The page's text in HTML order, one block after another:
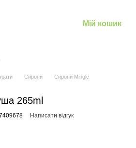
Мій кошик
Сиропи
Сиропи Mingle
265ml
Написати відгук